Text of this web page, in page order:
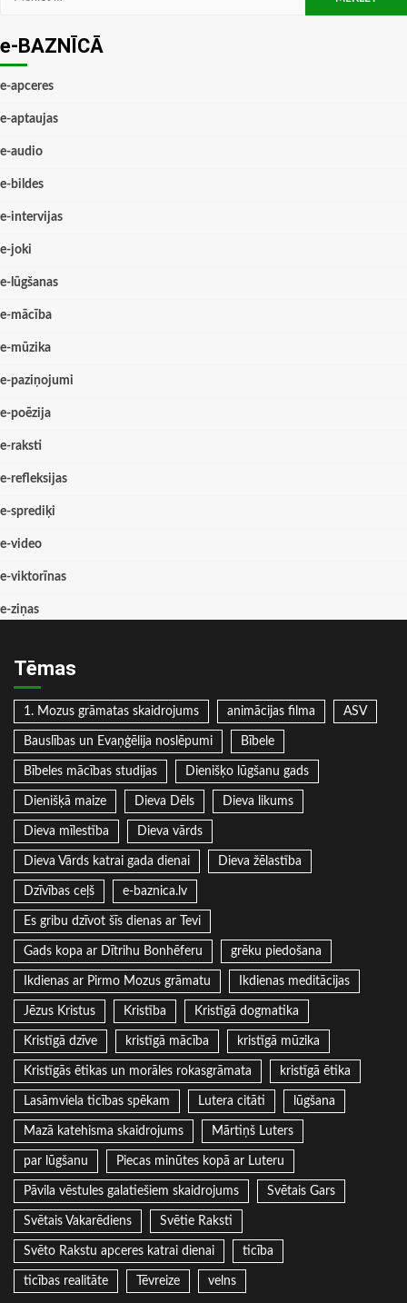
e-BAZNĪCĀ
e-apceres
e-aptaujas
e-audio
e-bildes
e-intervijas
e-joki
e-lūgšanas
e-mācība
e-mūzika
e-paziņojumi
e-poēzija
e-raksti
e-refleksijas
e-sprediķi
e-video
e-viktorīnas
e-ziņas
Tēmas
1. Mozus grāmatas skaidrojums animācijas filma ASV
Bauslības un Evaņģēlija noslēpumi Bībele
Bībeles mācības studijas Dienišķo lūgšanu gads
Dienišķā maize Dieva Dēls Dieva likums
Dieva mīlestība Dieva vārds
Dieva Vārds katrai gada dienai Dieva žēlastība
Dzīvības ceļš e-baznica.lv
Es gribu dzīvot šīs dienas ar Tevi
Gads kopa ar Dītrihu Bonhēferu grēku piedošana
Ikdienas ar Pirmo Mozus grāmatu Ikdienas meditācijas
Jēzus Kristus Kristība Kristīgā dogmatika
Kristīgā dzīve kristīgā mācība kristīgā mūzika
Kristīgās ētikas un morāles rokasgrāmata kristīgā ētika
Lasāmviela ticības spēkam Lutera citāti lūgšana
Mazā katehisma skaidrojums Mārtiņš Luters
par lūgšanu Piecas minūtes kopā ar Luteru
Pāvila vēstules galatiešiem skaidrojums Svētais Gars
Svētais Vakarēdiens Svētie Raksti
Svēto Rakstu apceres katrai dienai ticība
ticības realitāte Tēvreize velns